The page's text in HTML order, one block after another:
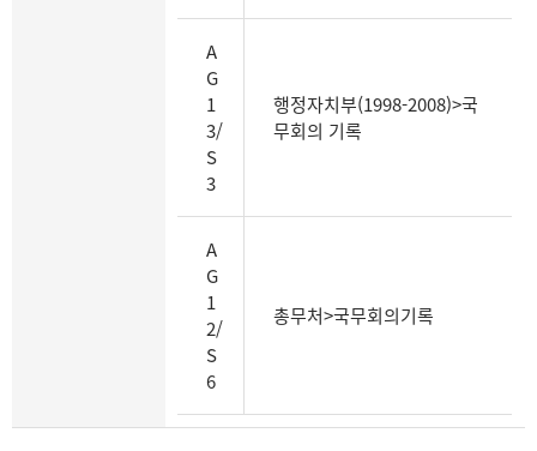
제
A
G
1
3/
S
3
행정자치부(1998-2008)>국
무회의 기록
A
G
1
2/
S
6
총무처>국무회의기록